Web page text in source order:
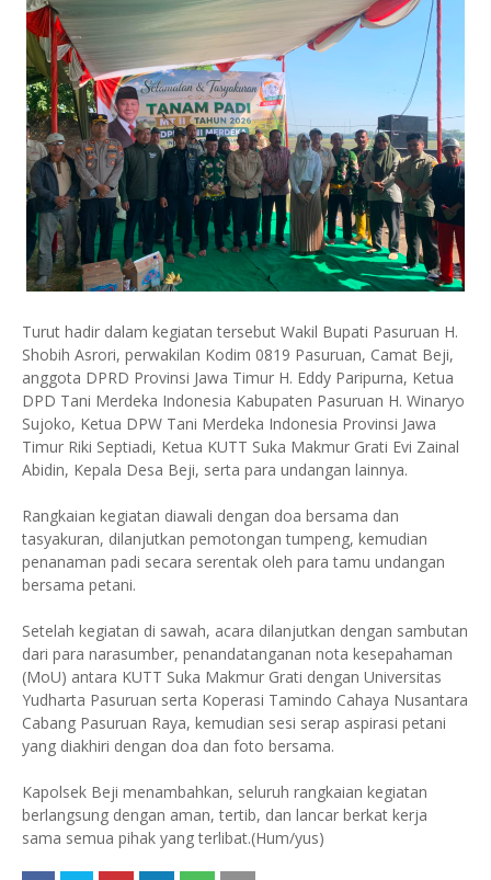
Turut hadir dalam kegiatan tersebut Wakil Bupati Pasuruan H.
Shobih Asrori, perwakilan Kodim 0819 Pasuruan, Camat Beji,
anggota DPRD Provinsi Jawa Timur H. Eddy Paripurna, Ketua
DPD Tani Merdeka Indonesia Kabupaten Pasuruan H. Winaryo
Sujoko, Ketua DPW Tani Merdeka Indonesia Provinsi Jawa
Timur Riki Septiadi, Ketua KUTT Suka Makmur Grati Evi Zainal
Abidin, Kepala Desa Beji, serta para undangan lainnya.
Rangkaian kegiatan diawali dengan doa bersama dan
tasyakuran, dilanjutkan pemotongan tumpeng, kemudian
penanaman padi secara serentak oleh para tamu undangan
bersama petani.
Setelah kegiatan di sawah, acara dilanjutkan dengan sambutan
dari para narasumber, penandatanganan nota kesepahaman
(MoU) antara KUTT Suka Makmur Grati dengan Universitas
Yudharta Pasuruan serta Koperasi Tamindo Cahaya Nusantara
Cabang Pasuruan Raya, kemudian sesi serap aspirasi petani
yang diakhiri dengan doa dan foto bersama.
Kapolsek Beji menambahkan, seluruh rangkaian kegiatan
berlangsung dengan aman, tertib, dan lancar berkat kerja
sama semua pihak yang terlibat.(Hum/yus)